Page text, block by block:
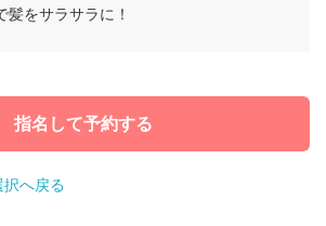
髪をサラサラに！
指名して予約する
択へ戻る